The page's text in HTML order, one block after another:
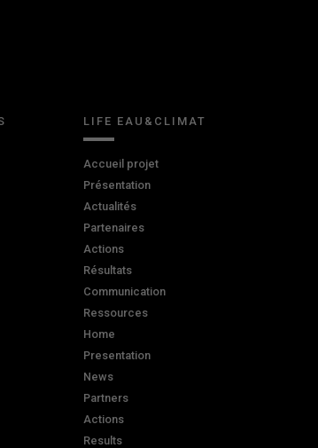
LIFE EAU&CLIMAT
Accueil projet
Présentation
Actualités
Partenaires
Actions
Résultats
Communication
Ressources
Home
Presentation
News
Partners
Actions
Results